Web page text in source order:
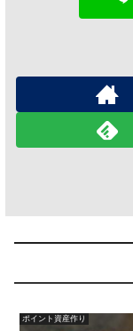
ポイント資産作り